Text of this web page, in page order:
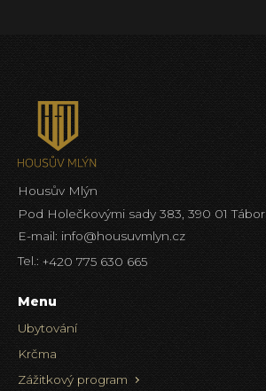
Housův Mlýn
Pod Holečkovými sady 383, 390 01 Tábor
E-mail: info@housuvmlyn.cz
Tel.: +420 775 630 665
Menu
Ubytování
Krčma
Zážitkový program